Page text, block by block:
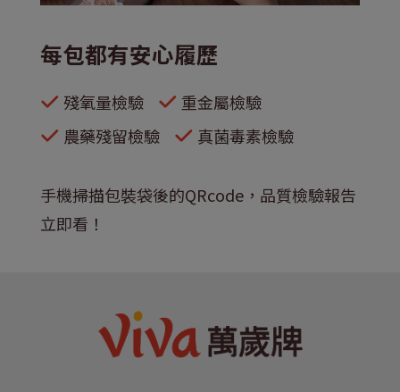
每包都有安心履歷
殘氧量檢驗
重金屬檢驗
農藥殘留檢驗
真菌毒素檢驗
手機掃描包裝袋後的QRcode，品質檢驗報告
立即看！